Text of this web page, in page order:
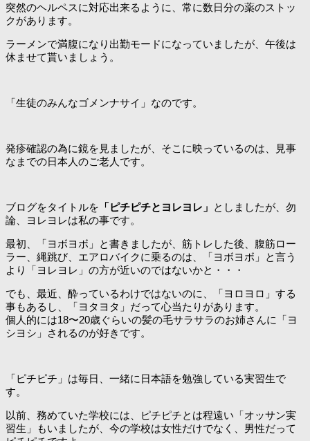
突然のヘルペスに対応出来るように、常に数日分の薬のストッ
クがあります。
ラーメンで満腹になり出勤モードになっていましたが、午後は
休ませて貰いましょう。
「生徒のみんなゴメンナサイ」なのです。
発疹確認の為に鏡を見ましたが、そこに映っているのは、見事
なまでの日本人のご老人です。
ブログをタイトルを 「ピチピチとヨレヨレ」 としましたが、勿
論、ヨレヨレは私の事です。
最初、「ヨボヨボ」と書きましたが、筋トレした後、腹筋ロー
ラー、縄跳び、エアロバイクに乗るのは、「ヨボヨボ」と言う
より「ヨレヨレ」の方が近いのではないかと・・・
でも、最近、酔っているわけではないのに、「ヨロヨロ」する
事もあるし、「ヨタヨタ」だって心当たりがあります。
個人的には18〜20歳ぐらいの髪の毛サラサラのお姉さんに「ヨ
シヨシ」されるのが好きです。
「ピチピチ」は毎日、一緒に日本語を勉強している実習生で
す。
以前、務めていた学校には、ピチピチとは程遠い「オッサン実
習生」もいましたが、今の学校は女性だけでなく、男性だって